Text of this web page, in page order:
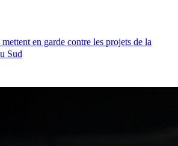
en garde contre les projets de la
Sud